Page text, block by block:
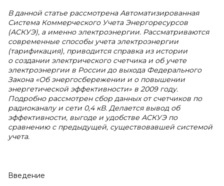
В данной статье рассмотрена Автоматизированная
Система Коммерческого Учета Энергоресурсов
(АСКУЭ), а именно электроэнергии. Рассматриваются
современные способы учета электроэнергии
(тарификация), приводится справка из истории
о создании электрического счетчика и об учете
электроэнергии в России до выхода Федерального
Закона «Об энергосбережении и о повышении
энергетической эффективности» в 2009 году.
Подробно рассмотрен сбор данных от счетчиков по
радиоканалу и сети 0,4 кВ. Делается вывод об
эффективности, выгоде и удобстве АСКУЭ по
сравнению с предыдущей, существовавшей системой
учета.
Введение